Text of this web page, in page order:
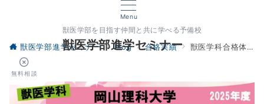
Menu
獣医学部を目指す仲間と共に学べる予備校
獣医学部進学セミナー
無料相談
獣医学部進学セミナー blog 合格実績 獣医学科合格体験記2025｜安心感をもって受験の準備ができました